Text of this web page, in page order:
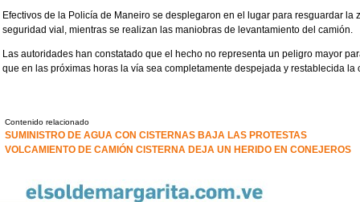
Efectivos de la Policía de Maneiro se desplegaron en el lugar para resguardar la
seguridad vial, mientras se realizan las maniobras de levantamiento del camión.
Las autoridades han constatado que el hecho no representa un peligro mayor
que en las próximas horas la vía sea completamente despejada y restablecida la
Contenido relacionado
SUMINISTRO DE AGUA CON CISTERNAS BAJA LAS PROTESTAS
VOLCAMIENTO DE CAMIÓN CISTERNA DEJA UN HERIDO EN CONEJEROS